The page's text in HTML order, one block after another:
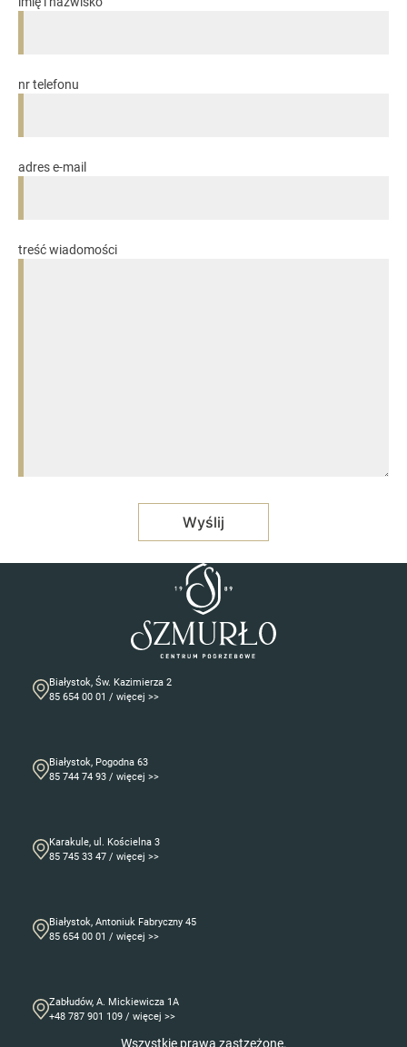
nr telefonu
adres e-mail
treść wiadomości
Białystok, Św. Kazimierza 2
85 654 00 01 / więcej >>
Białystok, Pogodna 63
85 744 74 93 / więcej >>
Karakule, ul. Kościelna 3
85 745 33 47 / więcej >>
Białystok, Antoniuk Fabryczny 45
85 654 00 01 / więcej >>
Zabłudów, A. Mickiewicza 1A
+48 787 901 109 / więcej >>
Wszystkie prawa zastzeżone.